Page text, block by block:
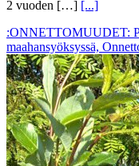
2 vuoden […] [...]
:ONNETTOMUUDET:
maahansyöksyssä,